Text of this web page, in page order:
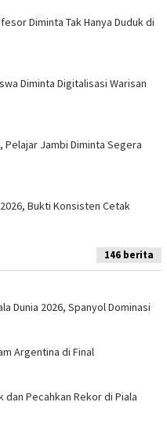
Diminta Tak Hanya Duduk di
Diminta Digitalisasi Warisan
Pelajar Jambi Diminta Segera
2026, Bukti Konsisten Cetak
146 berita
Dunia 2026, Spanyol Dominasi
Argentina di Final
dan Pecahkan Rekor di Piala